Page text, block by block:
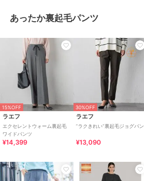
あったか裏起毛パンツ
15%OFF
ラエフ
エクセレントウォーム裏起毛
ワイドパンツ
¥14,399
30%OFF
ラエフ
”ラクきれい”裏起毛ジョグパン
¥13,090